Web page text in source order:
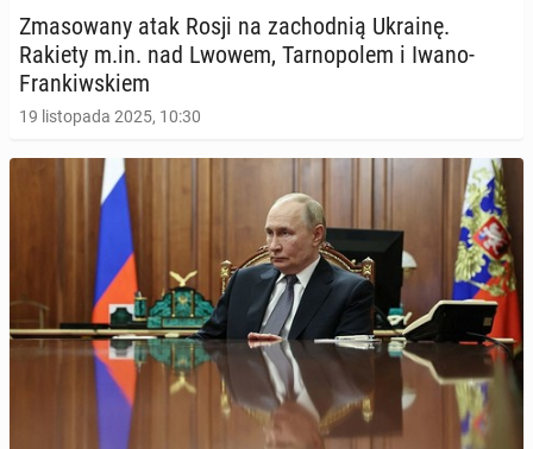
Zma­so­wa­ny atak Rosji na za­chod­nią Ukrainę.
Rakiety m.in. nad Lwowem, Tar­no­po­lem i Iwano-
Fran­kiw­skiem
19 listopada 2025, 10:30